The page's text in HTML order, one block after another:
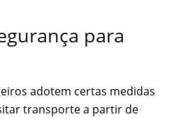
para
adotem certas medidas
transporte a partir de